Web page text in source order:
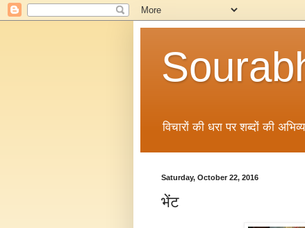
विचारों की धरा पर शब्दों की
Saturday, October 22, 2016
भेंट